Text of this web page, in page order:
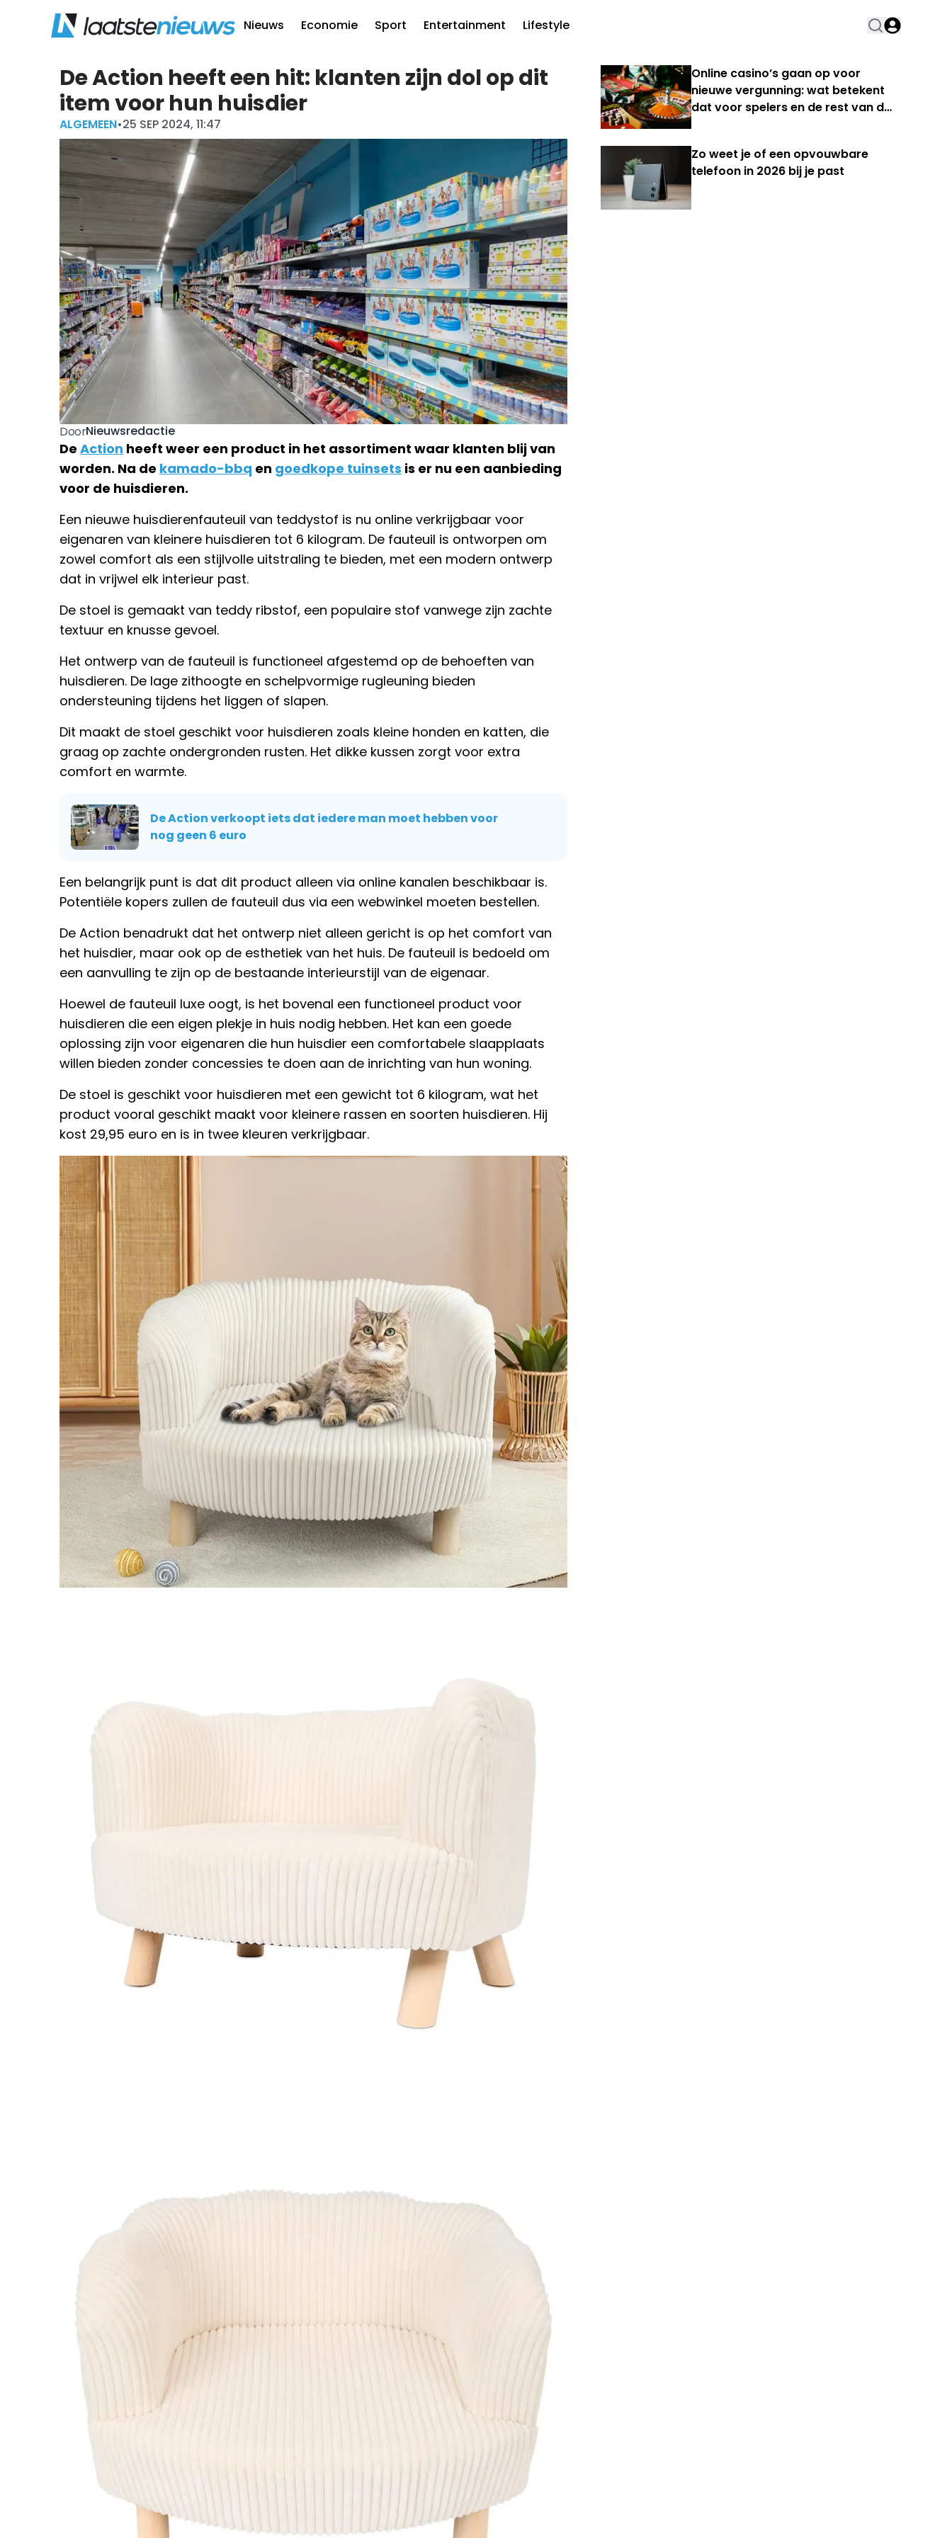
Nieuws Economie Sport Entertainment Lifestyle
De Action heeft een hit: klanten zijn dol op dit
item voor hun huisdier
ALGEMEEN•25 SEP 2024, 11:47
DoorNieuwsredactie
De Action heeft weer een product in het assortiment waar klanten blij van
worden. Na de kamado-bbq en goedkope tuinsets is er nu een aanbieding
voor de huisdieren.
Een nieuwe huisdierenfauteuil van teddystof is nu online verkrijgbaar voor
eigenaren van kleinere huisdieren tot 6 kilogram. De fauteuil is ontworpen om
zowel comfort als een stijlvolle uitstraling te bieden, met een modern ontwerp
dat in vrijwel elk interieur past.
De stoel is gemaakt van teddy ribstof, een populaire stof vanwege zijn zachte
textuur en knusse gevoel.
Het ontwerp van de fauteuil is functioneel afgestemd op de behoeften van
huisdieren. De lage zithoogte en schelpvormige rugleuning bieden
ondersteuning tijdens het liggen of slapen.
Dit maakt de stoel geschikt voor huisdieren zoals kleine honden en katten, die
graag op zachte ondergronden rusten. Het dikke kussen zorgt voor extra
comfort en warmte.
De Action verkoopt iets dat iedere man moet hebben voor
nog geen 6 euro
Een belangrijk punt is dat dit product alleen via online kanalen beschikbaar is.
Potentiële kopers zullen de fauteuil dus via een webwinkel moeten bestellen.
De Action benadrukt dat het ontwerp niet alleen gericht is op het comfort van
het huisdier, maar ook op de esthetiek van het huis. De fauteuil is bedoeld om
een aanvulling te zijn op de bestaande interieurstijl van de eigenaar.
Hoewel de fauteuil luxe oogt, is het bovenal een functioneel product voor
huisdieren die een eigen plekje in huis nodig hebben. Het kan een goede
oplossing zijn voor eigenaren die hun huisdier een comfortabele slaapplaats
willen bieden zonder concessies te doen aan de inrichting van hun woning.
De stoel is geschikt voor huisdieren met een gewicht tot 6 kilogram, wat het
product vooral geschikt maakt voor kleinere rassen en soorten huisdieren. Hij
kost 29,95 euro en is in twee kleuren verkrijgbaar.
Online casino’s gaan op voor
nieuwe vergunning: wat betekent
dat voor spelers en de rest van de
Zo weet je of een opvouwbare
telefoon in 2026 bij je past